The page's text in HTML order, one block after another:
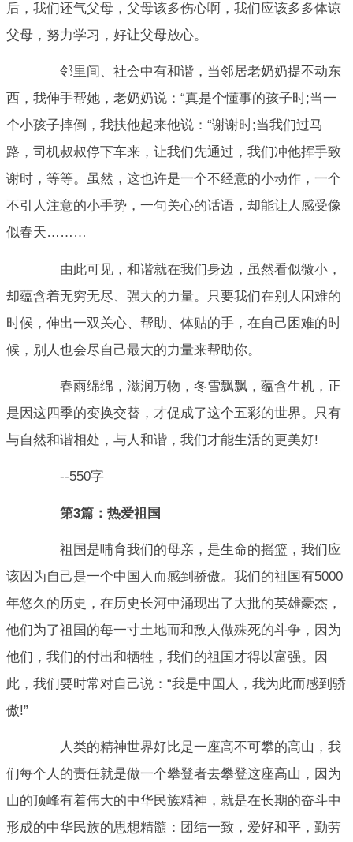
后，我们还气父母，父母该多伤心啊，我们应该多多体谅
父母，努力学习，好让父母放心。
邻里间、社会中有和谐，当邻居老奶奶提不动东
西，我伸手帮她，老奶奶说：“真是个懂事的孩子时;当一
个小孩子摔倒，我扶他起来他说：“谢谢时;当我们过马
路，司机叔叔停下车来，让我们先通过，我们冲他挥手致
谢时，等等。虽然，这也许是一个不经意的小动作，一个
不引人注意的小手势，一句关心的话语，却能让人感受像
似春天………
由此可见，和谐就在我们身边，虽然看似微小，
却蕴含着无穷无尽、强大的力量。只要我们在别人困难的
时候，伸出一双关心、帮助、体贴的手，在自己困难的时
候，别人也会尽自己最大的力量来帮助你。
春雨绵绵，滋润万物，冬雪飘飘，蕴含生机，正
是因这四季的变换交替，才促成了这个五彩的世界。只有
与自然和谐相处，与人和谐，我们才能生活的更美好!
--550字
第3篇：热爱祖国
祖国是哺育我们的母亲，是生命的摇篮，我们应
该因为自己是一个中国人而感到骄傲。我们的祖国有5000
年悠久的历史，在历史长河中涌现出了大批的英雄豪杰，
他们为了祖国的每一寸土地而和敌人做殊死的斗争，因为
他们，我们的付出和牺牲，我们的祖国才得以富强。因
此，我们要时常对自己说：“我是中国人，我为此而感到骄
傲!”
人类的精神世界好比是一座高不可攀的高山，我
们每个人的责任就是做一个攀登者去攀登这座高山，因为
山的顶峰有着伟大的中华民族精神，就是在长期的奋斗中
形成的中华民族的思想精髓：团结一致，爱好和平，勤劳